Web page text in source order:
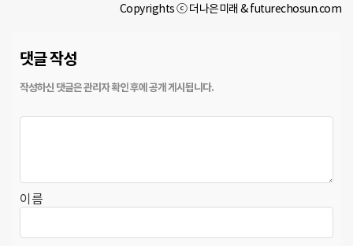
Copyrights ⓒ 더나은미래 & futurechosun.com
댓글 작성
이름